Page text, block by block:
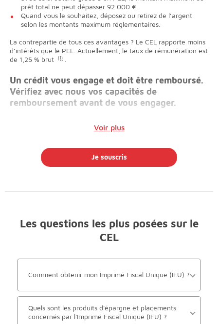
prêt total ne peut dépasser 92 000 €.
Quand vous le souhaitez, déposez ou retirez de l’argent
selon les montants maximum réglementaires.
La contrepartie de tous ces avantages ? Le CEL rapporte moins
d’intérêts que le PEL. Actuellement, le taux de rémunération est
de 1,25 % brut
(1)
Un crédit vous engage et doit être remboursé.
Vérifiez avec nous vos capacités de
remboursement avant de vous engager.
Voir plus
Je souscris
Les questions les plus posées sur le
CEL
Comment obtenir mon Imprimé Fiscal Unique (IFU) ?
Quels sont les produits d'épargne et placements
concernés par l'Imprimé Fiscal Unique (IFU) ?